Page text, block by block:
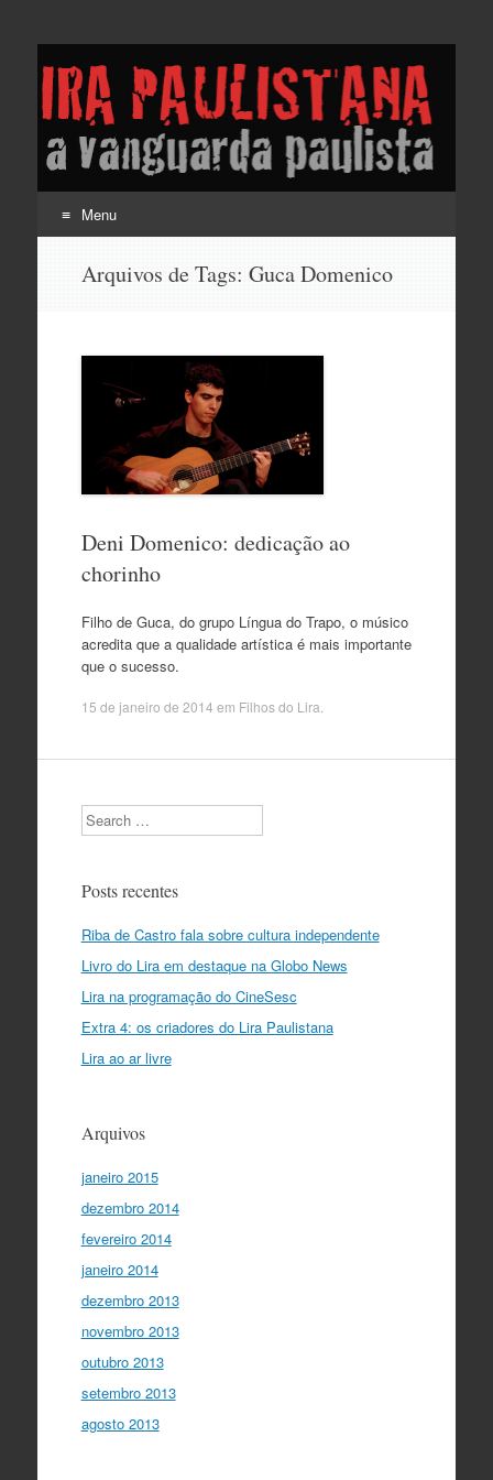
Lira Paulistana e a
vanguarda paulista
Menu
Arquivos de Tags: Guca Domenico
Deni Domenico: dedicação ao
chorinho
Filho de Guca, do grupo Língua do Trapo, o músico
acredita que a qualidade artística é mais importante
que o sucesso.
15 de janeiro de 2014 em Filhos do Lira
Search
Posts recentes
Riba de Castro fala sobre cultura independente
Livro do Lira em destaque na Globo News
Lira na programação do CineSesc
Extra 4: os criadores do Lira Paulistana
Lira ao ar livre
Arquivos
janeiro 2015
dezembro 2014
fevereiro 2014
janeiro 2014
dezembro 2013
novembro 2013
outubro 2013
setembro 2013
agosto 2013